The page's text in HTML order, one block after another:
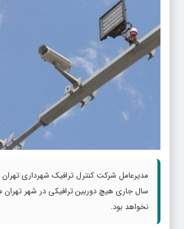
مدیرعامل شرکت کنترل ترافیک شهرداری تهران
سال جاری هیچ دوربین ترافیکی در شهر تهران
نخواهد بود.